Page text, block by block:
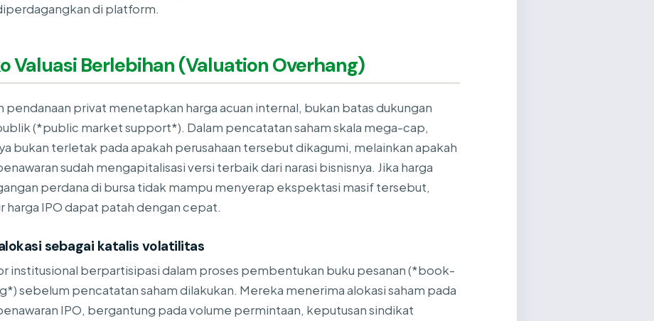
di platform.
Valuasi Berlebihan (Valuation Overhang)
pendanaan privat menetapkan harga acuan internal, bukan batas dukungan
(*public market support*). Dalam pencatatan saham skala mega-cap,
bukan terletak pada apakah perusahaan tersebut dikagumi, melainkan apakah
sudah mengapitalisasi versi terbaik dari narasi bisnisnya. Jika harga
perdana di bursa tidak mampu menyerap ekspektasi masif tersebut,
harga IPO dapat patah dengan cepat.
sebagai katalis volatilitas
institusional berpartisipasi dalam proses pembentukan buku pesanan (*book-
sebelum pencatatan saham dilakukan. Mereka menerima alokasi saham pada
IPO, bergantung pada volume permintaan, keputusan sindikat